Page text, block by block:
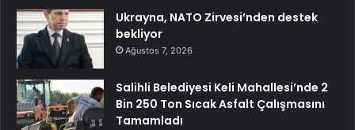
Ukrayna, NATO Zirvesi’nden destek
bekliyor
Ağustos 7, 2026
Salihli Belediyesi Keli Mahallesi’nde 2
Bin 250 Ton Sıcak Asfalt Çalışmasını
Tamamladı